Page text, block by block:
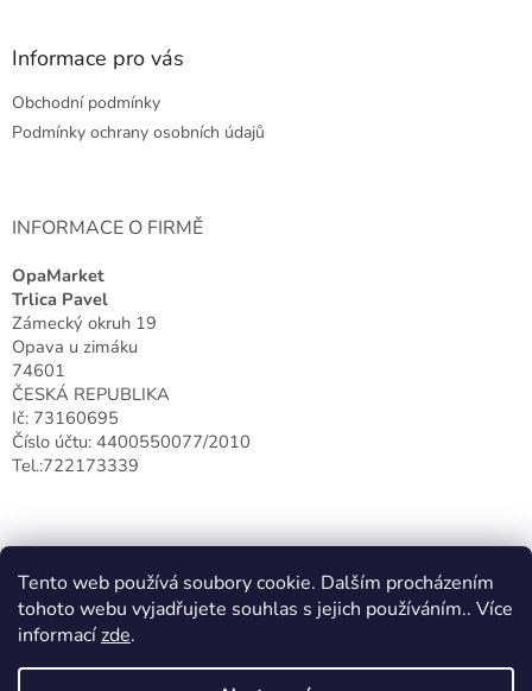
Tento web používá soubory cookie. Dalším procházením
tohoto webu vyjadřujete souhlas s jejich používáním.. Více
informacízde.
Informace pro vás
Obchodní podmínky
Podmínky ochrany osobních údajů
INFORMACE O FIRMĚ
OpaMarket
Trlica Pavel
Zámecký okruh 19
Opava u zimáku
74601
ČESKÁ REPUBLIKA
Ič: 73160695
Číslo účtu: 4400550077/2010
Tel.:722173339